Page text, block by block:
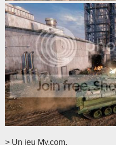
> Un jeu My.com.